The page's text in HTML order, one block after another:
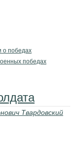
о победах
победах
Твардовский